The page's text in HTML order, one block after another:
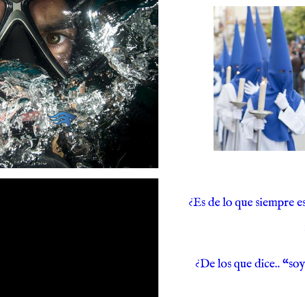
¿Es de lo que siempre
¿De los que dice..